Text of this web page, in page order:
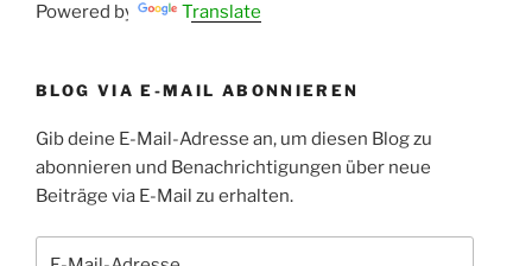
Powered by Translate
BLOG VIA E-MAIL ABONNIEREN
Gib deine E-Mail-Adresse an, um diesen Blog zu
abonnieren und Benachrichtigungen über neue
Beiträge via E-Mail zu erhalten.